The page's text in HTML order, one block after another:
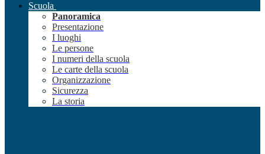
Scuola
Panoramica
Presentazione
I luoghi
Le persone
I numeri della scuola
Le carte della scuola
Organizzazione
Sicurezza
La storia